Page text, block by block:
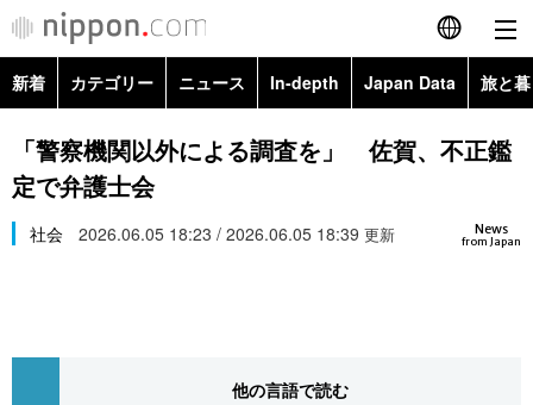
English
简体字
カテゴリー
経済・ビジネス
トップ
In-depth
新着 カテゴリー ニュース In-depth Japan Data 旅と
政治・外交
経済・ビジネス
Topics
「警察機関以外による調査を」 佐賀、不正鑑
定で弁護士会
News
from Japan
社会 2026.06.05 18:23 / 2026.06.05 18:39 更新
他の言語で読む